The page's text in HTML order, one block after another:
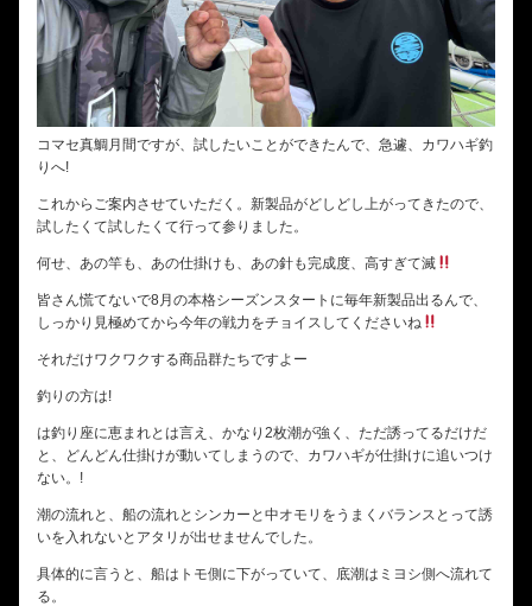
コマセ真鯛月間ですが、試したいことができたんで、急遽、カワハギ釣
りへ!
これからご案内させていただく。新製品がどしどし上がってきたので、
試したくて試したくて行って参りました。
何せ、あの竿も、あの仕掛けも、あの針も完成度、高すぎて滅
皆さん慌てないで8月の本格シーズンスタートに毎年新製品出るんで、
しっかり見極めてから今年の戦力をチョイスしてくださいね
それだけワクワクする商品群たちですよー
釣りの方は!
は釣り座に恵まれとは言え、かなり2枚潮が強く、ただ誘ってるだけだ
と、どんどん仕掛けが動いてしまうので、カワハギが仕掛けに追いつけ
ない。!
潮の流れと、船の流れとシンカーと中オモリをうまくバランスとって誘
いを入れないとアタリが出せませんでした。
具体的に言うと、船はトモ側に下がっていて、底潮はミヨシ側へ流れて
る。